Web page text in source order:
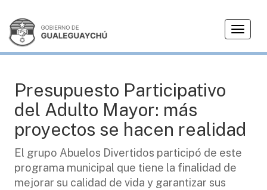
T
g
v
i
PRESUPUESTO PARTICIPATIVO
Presupuesto Participativo
del Adulto Mayor: más
proyectos se hacen realidad
El grupo Abuelos Divertidos participó de este
programa municipal que tiene la finalidad de
mejorar su calidad de vida y garantizar sus